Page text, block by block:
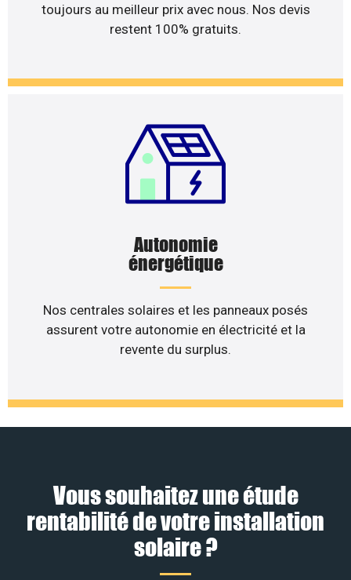
toujours au meilleur prix avec nous. Nos devis
restent 100% gratuits.
Autonomie
énergétique
Nos centrales solaires et les panneaux posés
assurent votre autonomie en électricité et la
revente du surplus.
Vous souhaitez une étude
rentabilité de votre installation
solaire ?